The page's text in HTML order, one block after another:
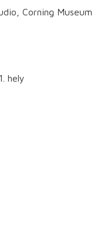
Corning Museum
hely